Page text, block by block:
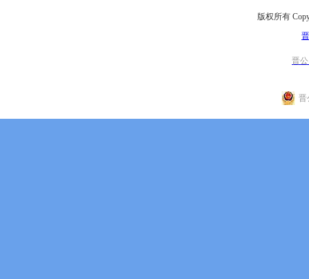
版权所有
晋公
晋